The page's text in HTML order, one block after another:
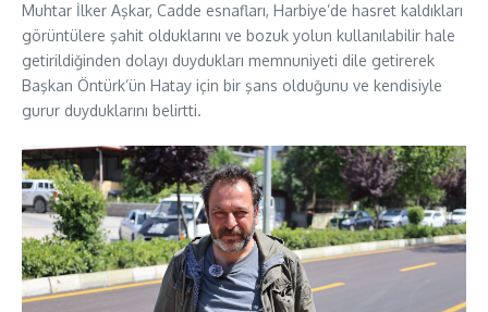
Muhtar İlker Aşkar, Cadde esnafları, Harbiye’de hasret kaldıkları
görüntülere şahit olduklarını ve bozuk yolun kullanılabilir hale
getirildiğinden dolayı duydukları memnuniyeti dile getirerek
Başkan Öntürk’ün Hatay için bir şans olduğunu ve kendisiyle
gurur duyduklarını belirtti.